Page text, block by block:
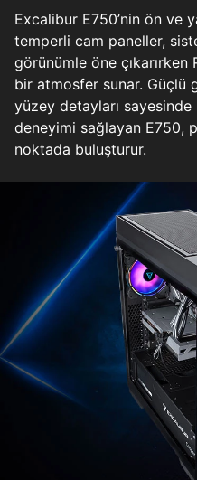
Excalibur E750’nin ön ve
temperli cam paneller,
görünümle öne çıkarırken
bir atmosfer sunar. Güçlü
yüzey detayları sayesinde
deneyimi sağlayan E750,
noktada buluşturur.